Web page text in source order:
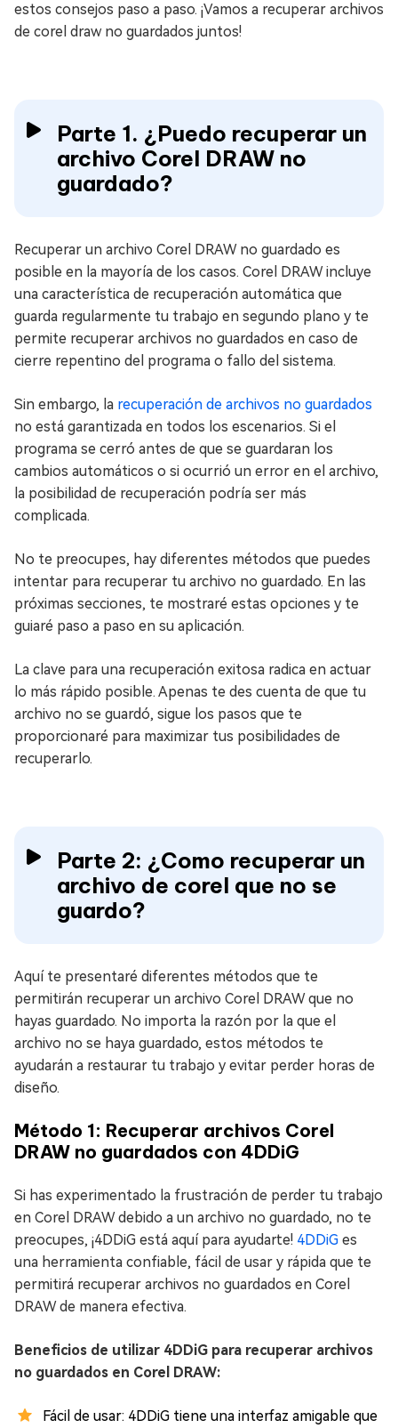
estos consejos paso a paso. ¡Vamos a recuperar archivos
de corel draw no guardados juntos!
Parte 1. ¿Puedo recuperar un
archivo Corel DRAW no
guardado?
Recuperar un archivo Corel DRAW no guardado es
posible en la mayoría de los casos. Corel DRAW incluye
una característica de recuperación automática que
guarda regularmente tu trabajo en segundo plano y te
permite recuperar archivos no guardados en caso de
cierre repentino del programa o fallo del sistema.
Sin embargo, la recuperación de archivos no guardados
no está garantizada en todos los escenarios. Si el
programa se cerró antes de que se guardaran los
cambios automáticos o si ocurrió un error en el archivo,
la posibilidad de recuperación podría ser más
complicada.
No te preocupes, hay diferentes métodos que puedes
intentar para recuperar tu archivo no guardado. En las
próximas secciones, te mostraré estas opciones y te
guiaré paso a paso en su aplicación.
La clave para una recuperación exitosa radica en actuar
lo más rápido posible. Apenas te des cuenta de que tu
archivo no se guardó, sigue los pasos que te
proporcionaré para maximizar tus posibilidades de
recuperarlo.
Parte 2: ¿Como recuperar un
archivo de corel que no se
guardo?
Aquí te presentaré diferentes métodos que te
permitirán recuperar un archivo Corel DRAW que no
hayas guardado. No importa la razón por la que el
archivo no se haya guardado, estos métodos te
ayudarán a restaurar tu trabajo y evitar perder horas de
diseño.
Método 1: Recuperar archivos Corel
DRAW no guardados con 4DDiG
Si has experimentado la frustración de perder tu trabajo
en Corel DRAW debido a un archivo no guardado, no te
preocupes, ¡4DDiG está aquí para ayudarte! 4DDiG es
una herramienta confiable, fácil de usar y rápida que te
permitirá recuperar archivos no guardados en Corel
DRAW de manera efectiva.
Beneficios de utilizar 4DDiG para recuperar archivos
no guardados en Corel DRAW:
Fácil de usar: 4DDiG tiene una interfaz amigable que